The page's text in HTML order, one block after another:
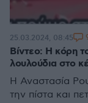
Βίντεο: Η κόρη
λουλούδια στο
Η Αναστασία
την πίστα και
25.03.2024, 08:45